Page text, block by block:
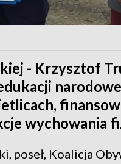
- Krzysztof
wychowania
poseł, Koalicja